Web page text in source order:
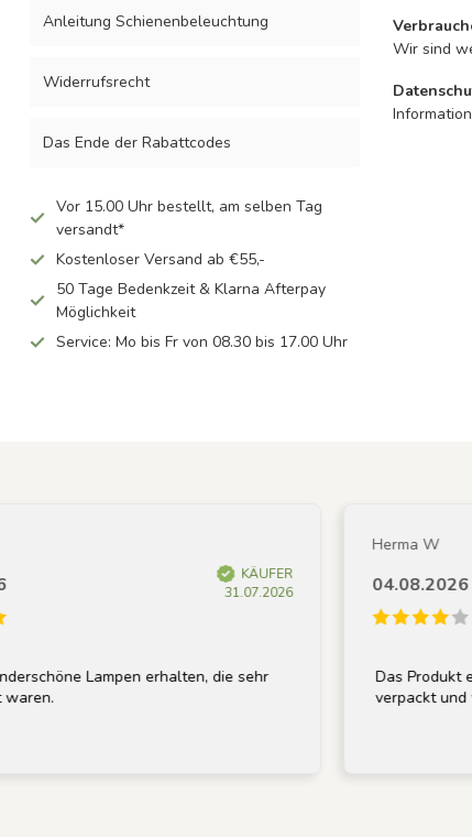
Anleitung Schienenbeleuchtung
Widerrufsrecht
Das Ende der Rabattcodes
Vor 15.00 Uhr bestellt, am selben Tag
versandt*
Kostenloser Versand ab €55,-
50 Tage Bedenkzeit & Klarna Afterpay
Möglichkeit
Service: Mo bis Fr von 08.30 bis 17.00 Uhr
Wir sind
KÄUFER
31.07.2026
Lampen erhalten, die sehr
Herma W
04.08.2026
Das Produkt
verpackt und